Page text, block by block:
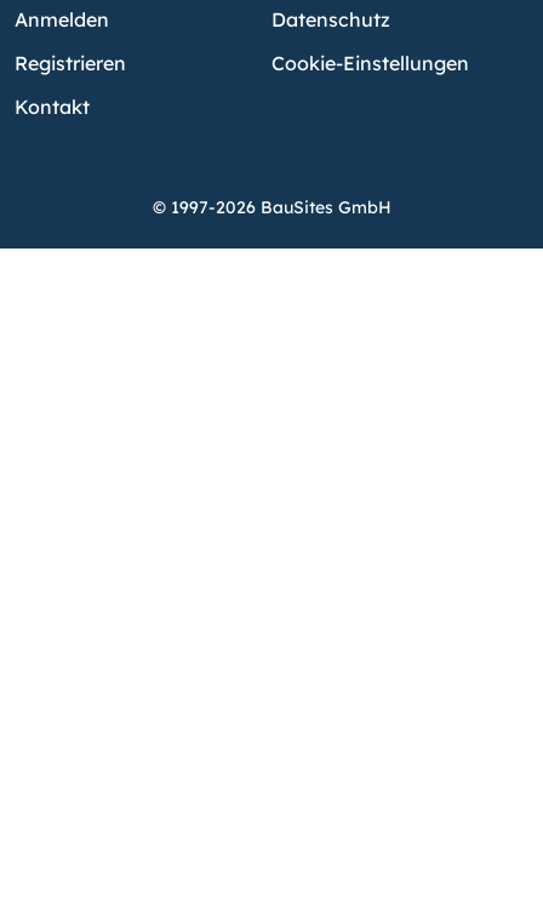
Anmelden
Registrieren
Kontakt
Datenschutz
Cookie-Einstellungen
© 1997-2026 BauSites GmbH